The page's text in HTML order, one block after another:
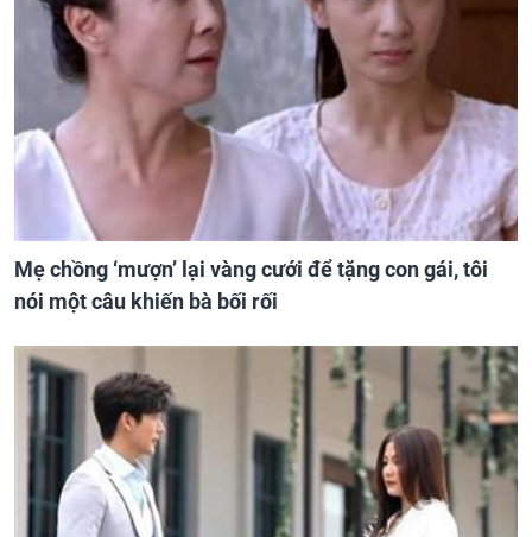
Mẹ chồng ‘mượn’ lại vàng cưới để tặng con gái, tôi
nói một câu khiến bà bối rối